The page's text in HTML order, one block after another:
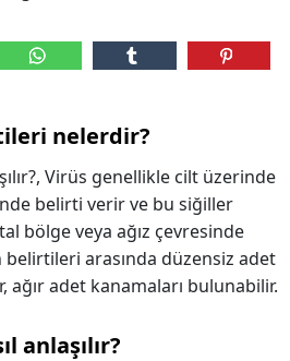
nelerdir?
Virüs genellikle cilt üzerinde
belirti verir ve bu siğiller
bölge veya ağız çevresinde
arasında düzensiz adet
ağır adet kanamaları bulunabilir.
anlaşılır?